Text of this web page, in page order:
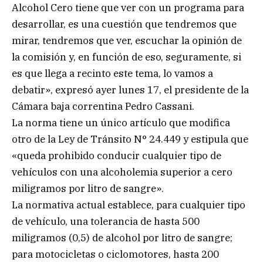
Alcohol Cero tiene que ver con un programa para
desarrollar, es una cuestión que tendremos que
mirar, tendremos que ver, escuchar la opinión de
la comisión y, en función de eso, seguramente, si
es que llega a recinto este tema, lo vamos a
debatir», expresó ayer lunes 17, el presidente de la
Cámara baja correntina Pedro Cassani.
La norma tiene un único artículo que modifica
otro de la Ley de Tránsito N° 24.449 y estipula que
«queda prohibido conducir cualquier tipo de
vehículos con una alcoholemia superior a cero
miligramos por litro de sangre».
La normativa actual establece, para cualquier tipo
de vehículo, una tolerancia de hasta 500
miligramos (0,5) de alcohol por litro de sangre;
para motocicletas o ciclomotores, hasta 200